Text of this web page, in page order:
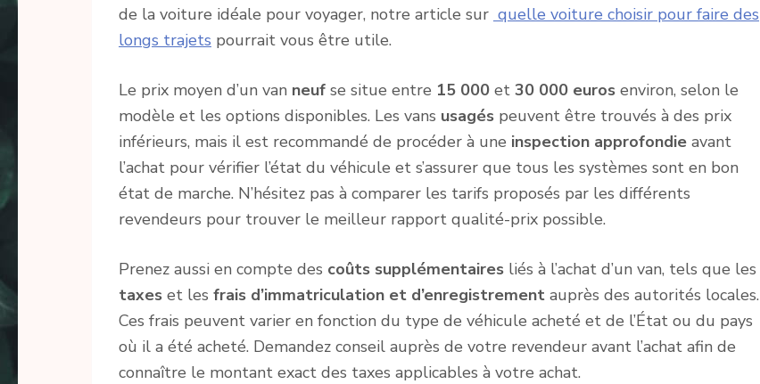
de la voiture idéale pour voyager, notre article sur quelle voiture choisir pour faire des
longs trajets pourrait vous être utile.
Le prix moyen d’un van neuf se situe entre 15 000 et 30 000 euros environ, selon le
modèle et les options disponibles. Les vans usagés peuvent être trouvés à des prix
inférieurs, mais il est recommandé de procéder à une inspection approfondie avant
l’achat pour vérifier l’état du véhicule et s’assurer que tous les systèmes sont en bon
état de marche. N’hésitez pas à comparer les tarifs proposés par les différents
revendeurs pour trouver le meilleur rapport qualité-prix possible.
Prenez aussi en compte des coûts supplémentaires liés à l’achat d’un van, tels que les
taxes et les frais d’immatriculation et d’enregistrement auprès des autorités locales.
Ces frais peuvent varier en fonction du type de véhicule acheté et de l’État ou du pays
où il a été acheté. Demandez conseil auprès de votre revendeur avant l’achat afin de
connaître le montant exact des taxes applicables à votre achat.